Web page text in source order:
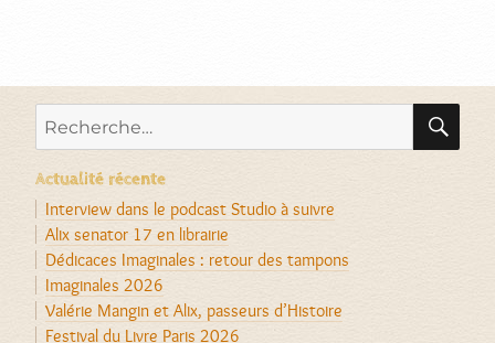
pour :
Actualité récente
Interview dans le podcast Studio à suivre
Alix senator 17 en librairie
Dédicaces Imaginales : retour des tampons
Imaginales 2026
Valérie Mangin et Alix, passeurs d’Histoire
Festival du Livre Paris 2026